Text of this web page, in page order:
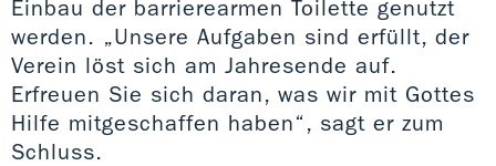
Einbau der barrierearmen Toilette genutzt
werden. „Unsere Aufgaben sind erfüllt, der
Verein löst sich am Jahresende auf.
Erfreuen Sie sich daran, was wir mit Gottes
Hilfe mitgeschaffen haben“, sagt er zum
Schluss.